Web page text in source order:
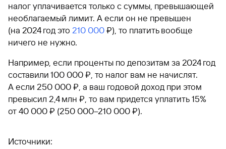
налог уплачивается только с суммы, превышающей
необлагаемый лимит. А если он не превышен
(на 2024 год это 210 000 ₽), то платить вообще
ничего не нужно.
Например, если проценты по депозитам за 2024 год
составили 100 000 ₽, то налог вам не начислят.
А если 250 000 ₽, а ваш годовой доход при этом
превысил 2,4 млн ₽, то вам придется уплатить 15%
от 40 000 ₽ (250 000–210 000 ₽).
Источники: